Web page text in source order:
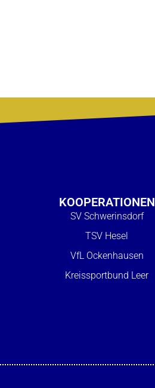
KOOPERATIONEN
SV Schwerinsdorf
TSV Hesel
VfL Ockenhausen
Kreissportbund Leer